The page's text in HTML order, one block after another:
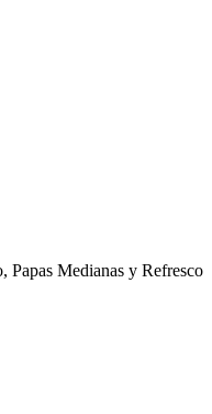
Papas Medianas y Refresco